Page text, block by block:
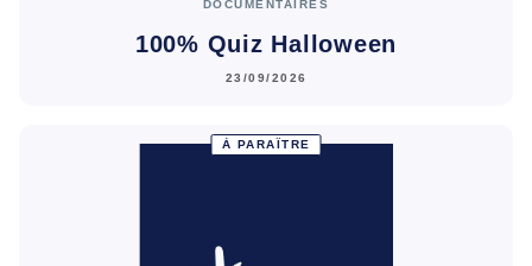
DOCUMENTAIRES
100% Quiz Halloween
23/09/2026
À PARAÎTRE